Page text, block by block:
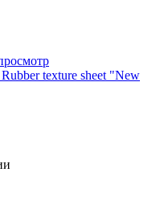
texture sheet "New